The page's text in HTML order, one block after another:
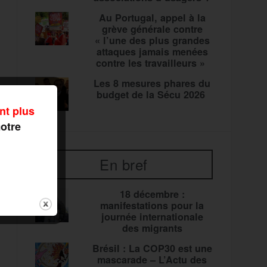
Au Portugal, appel à la
grève générale contre
« l’une des plus grandes
attaques jamais menées
contre les travailleurs »
Les 8 mesures phares du
budget de la Sécu 2026
En bref
18 décembre :
manifestations pour la
journée internationale
des migrants
Brésil : La COP30 est une
mascarade – L’Actu des
plus